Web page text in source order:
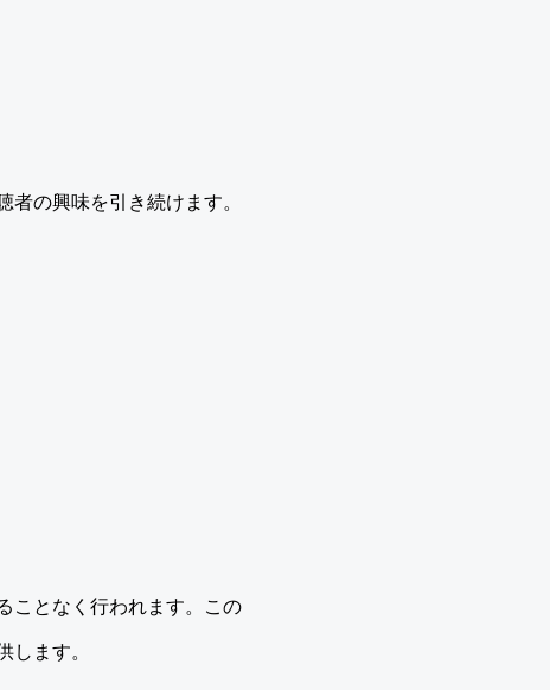
の興味を引き続けます。
ことなく行われます。この
します。